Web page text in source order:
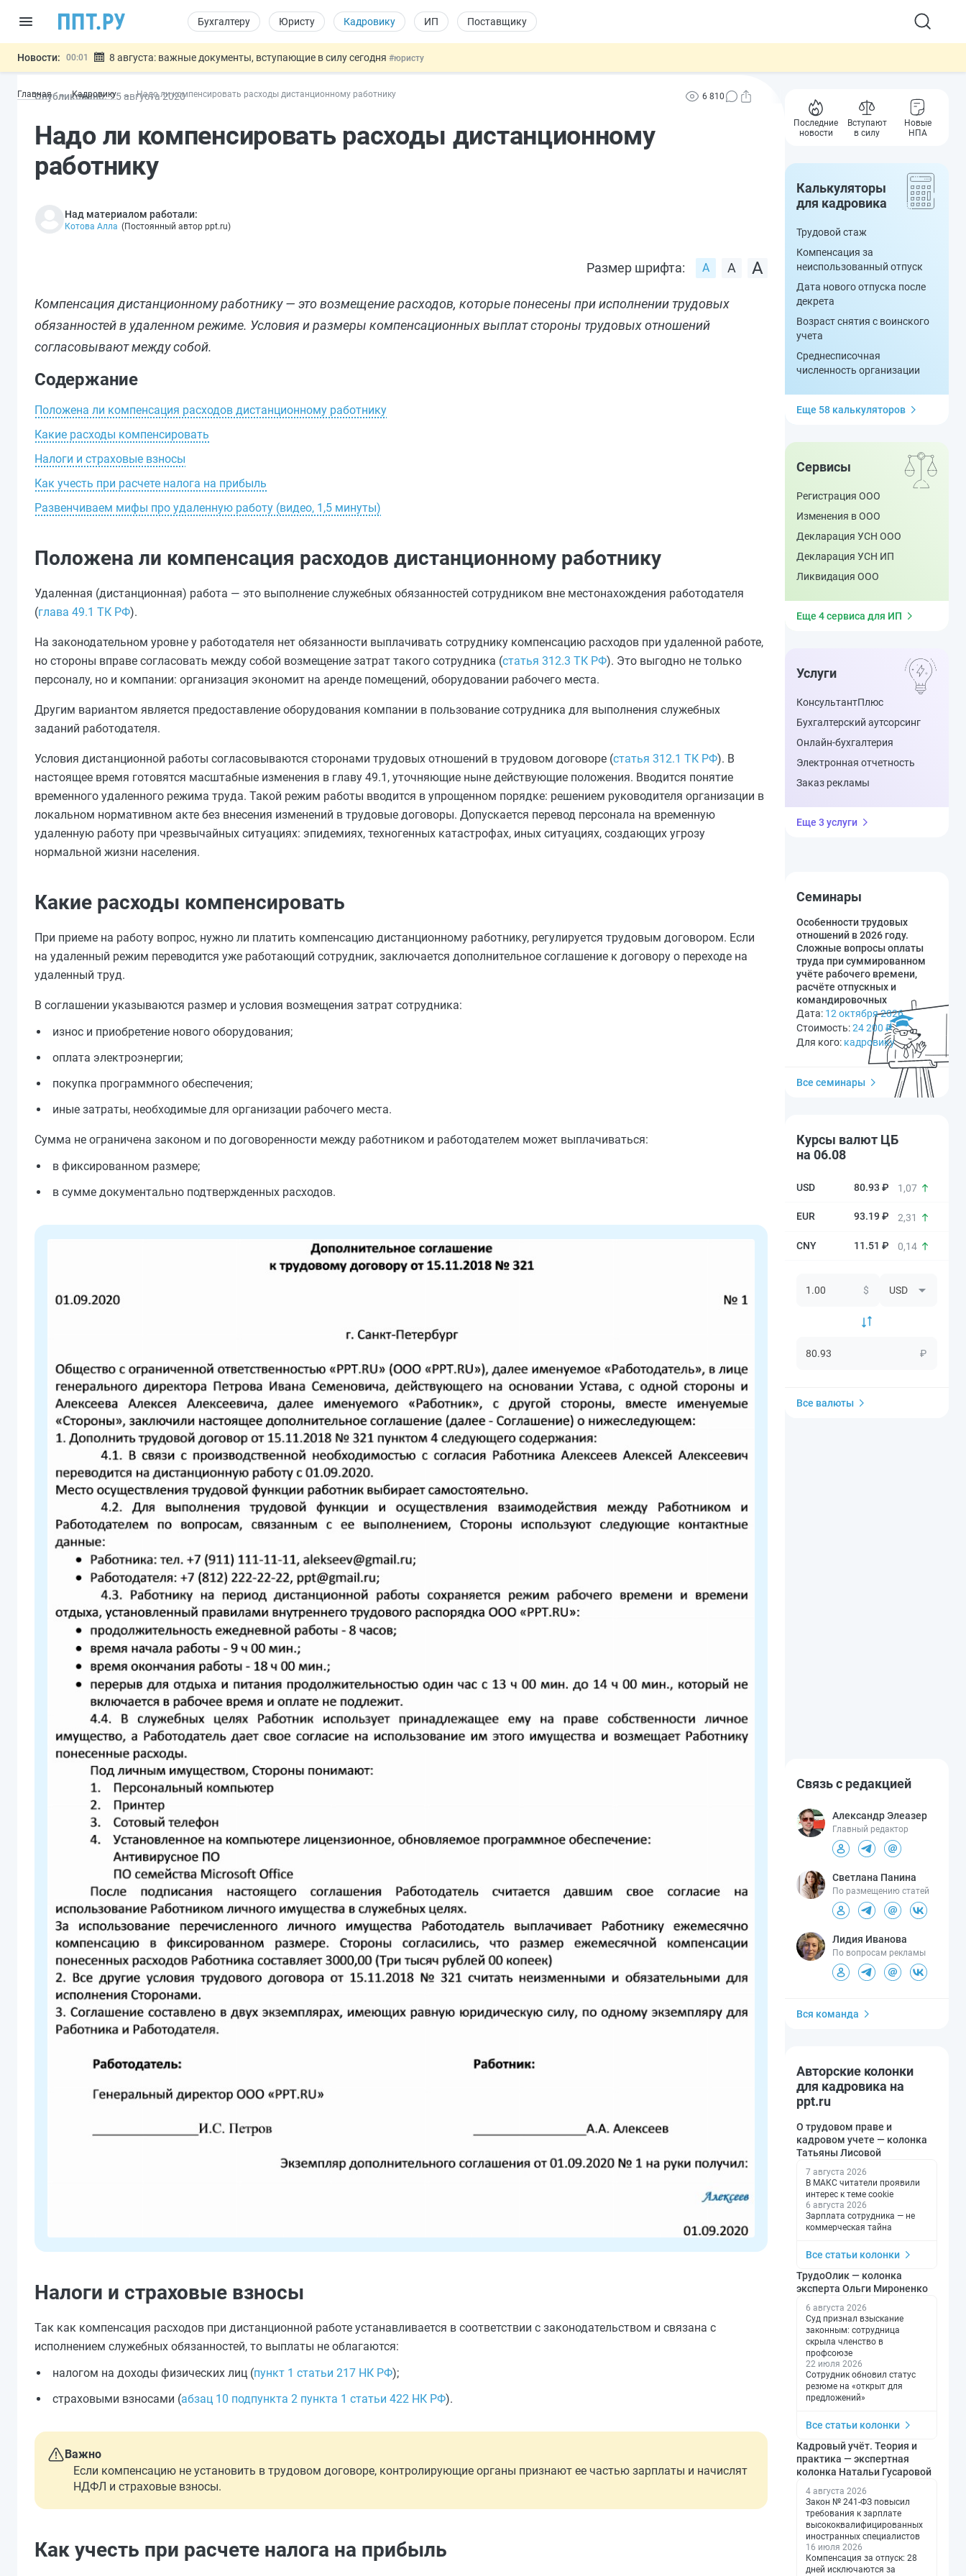
Бухгалтеру Юристу Кадровику ИП Поставщику
Новости: 00:01 8 августа: важные документы, вступающие в силу сегодня #юристу
07.08 Дистанционную работу беременных пропишут в ТК РФ#кадровику
07.08
Важно Разработают единые критерии трудовых и ГПХ-отношений #кадровику
Главная Кадровику Надо ли компенсировать расходы дистанционному работнику
Опубликовано: 25 августа2020 6 810
Надо ли компенсировать расходы дистанционному
работнику
Над материалом работали:
Котова Алла (Постоянный автор ppt.ru)
Размер шрифта:
Компенсация дистанционному работнику — это возмещение расходов, которые понесены при исполнении трудовых
обязанностей в удаленном режиме. Условия и размеры компенсационных выплат стороны трудовых отношений
согласовывают между собой.
Содержание
Положена ли компенсация расходов дистанционному работнику
Какие расходы компенсировать
Налоги и страховые взносы
Как учесть при расчете налога на прибыль
Развенчиваем мифы про удаленную работу (видео, 1,5 минуты)
Положена ли компенсация расходов дистанционному работнику
Удаленная (дистанционная) работа — это выполнение служебных обязанностей сотрудником вне местонахождения работодателя
(глава 49.1 ТК РФ).
На законодательном уровне у работодателя нет обязанности выплачивать сотруднику компенсацию расходов при удаленной работе,
но стороны вправе согласовать между собой возмещение затрат такого сотрудника (статья 312.3 ТК РФ). Это выгодно не только
персоналу, но и компании: организация экономит на аренде помещений, оборудовании рабочего места.
Другим вариантом является предоставление оборудования компании в пользование сотрудника для выполнения служебных
заданий работодателя.
Условия дистанционной работы согласовываются сторонами трудовых отношений в трудовом договоре (статья 312.1 ТК РФ). В
настоящее время готовятся масштабные изменения в главу 49.1, уточняющие ныне действующие положения. Вводится понятие
временного удаленного режима труда. Такой режим работы вводится в упрощенном порядке: решением руководителя организации в
локальном нормативном акте без внесения изменений в трудовые договоры. Допускается перевод персонала на временную
удаленную работу при чрезвычайных ситуациях: эпидемиях, техногенных катастрофах, иных ситуациях, создающих угрозу
нормальной жизни населения.
Какие расходы компенсировать
При приеме на работу вопрос, нужно ли платить компенсацию дистанционному работнику, регулируется трудовым договором. Если
на удаленный режим переводится уже работающий сотрудник, заключается дополнительное соглашение к договору о переходе на
удаленный труд.
В соглашении указываются размер и условия возмещения затрат сотрудника:
износ и приобретение нового оборудования;
оплата электроэнергии;
покупка программного обеспечения;
иные затраты, необходимые для организации рабочего места.
Сумма не ограничена законом и по договоренности между работником и работодателем может выплачиваться:
в фиксированном размере;
в сумме документально подтвержденных расходов.
Налоги и страховые взносы
Так как компенсация расходов при дистанционной работе устанавливается в соответствии с законодательством и связана с
исполнением служебных обязанностей, то выплаты не облагаются:
налогом на доходы физических лиц (пункт 1 статьи 217 НК РФ);
страховыми взносами (абзац 10 подпункта 2 пункта 1 статьи 422 НК РФ).
Важно
Если компенсацию не установить в трудовом договоре, контролирующие органы признают ее частью зарплаты и начислят
НДФЛ и страховые взносы.
Как учесть при расчете налога на прибыль
Последние
новости
Вступают
в силу
Новые
НПА
Калькуляторы
для кадровика
Трудовой стаж
Компенсация за
неиспользованный отпуск
Дата нового отпуска после
декрета
Возраст снятия с воинского
учета
Среднесписочная
численность организации
Еще 58 калькуляторов
Сервисы
Регистрация ООО
Изменения в ООО
Декларация УСН ООО
Декларация УСН ИП
Ликвидация ООО
Еще 4 сервиса для ИП
Услуги
КонсультантПлюс
Бухгалтерский аутсорсинг
Онлайн-бухгалтерия
Электронная отчетность
Заказ рекламы
Еще 3 услуги
Семинары
Особенности трудовых
отношений в 2026 году.
Сложные вопросы оплаты
труда при суммированном
учёте рабочего времени,
расчёте отпускных и
командировочных
Дата: 12 октября 2026
Стоимость:24 200 ₽
Для кого: кадровику
Все семинары
Курсы валют ЦБ
на 06.08
80.93 ₽ 1,07
93.19 ₽ 2,31
11.51 ₽ 0,14
$
₽
Все валюты
Связь с редакцией
Александр Элеазер
Главный редактор
Светлана Панина
По размещению статей
Лидия Иванова
По вопросам рекламы
Вся команда
Авторские колонки
для кадровика на
ppt.ru
О трудовом праве и
кадровом учете — колонка
Татьяны Лисовой
7 августа 2026
В МАКС читатели проявили
интерес к теме cookie
6 августа 2026
Зарплата сотрудника — не
коммерческая тайна
Все статьи колонки
ТрудоОлик — колонка
эксперта Ольги Мироненко
6 августа 2026
Суд признал взыскание
законным: сотрудница
скрыла членство в
профсоюзе
22 июля 2026
Сотрудник обновил статус
резюме на «открыт для
предложений»
Все статьи колонки
Кадровый учёт. Теория и
практика — экспертная
колонка Натальи Гусаровой
4 августа 2026
Закон № 241-ФЗ повысил
требования к зарплате
высококвалифицированных
иностранных специалистов
16 июля 2026
Компенсация за отпуск: 28
дней исключаются за